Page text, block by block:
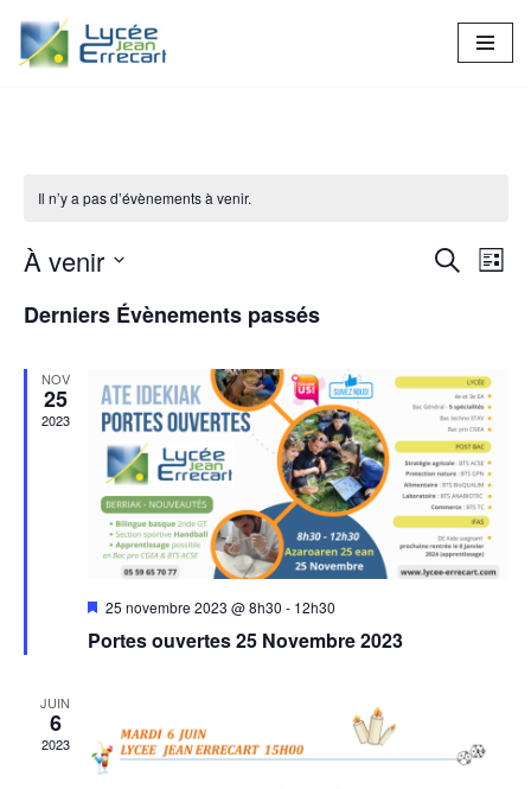
Aller
Il n’y a pas d’évènements à venir.
de
vues
Recherche
Liste
À venir
une
Derniers Évènements passés
NOV
25
2023
M
s
n
t
25 novembre 2023 @ 8h30 - 12h30
Portes ouvertes 25 Novembre 2023
JUIN
6
2023